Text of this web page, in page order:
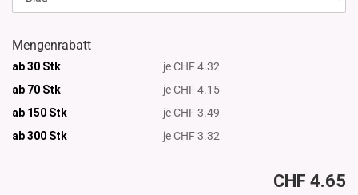
Mengenrabatt
ab 30 Stk
je CHF 4.32
ab 70 Stk
je CHF 4.15
ab 150 Stk
je CHF 3.49
ab 300 Stk je CHF 3.32
CHF 4.65